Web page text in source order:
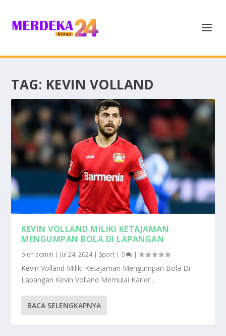
TAG: KEVIN VOLLAND
KEVIN VOLLAND MILIKI KETAJAMAN
MENGUMPAN BOLA DI LAPANGAN
oleh admin | Jul 24, 2024| Sport | 0 |
Kevin Volland Miliki Ketajaman Mengumpan Bola Di
Lapangan Kevin Volland Memulai Karier...
BACA SELENGKAPNYA